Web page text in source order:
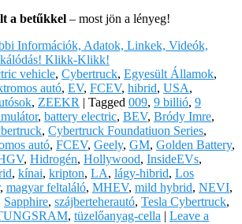
a betűkkel – most jön a lényeg!
Információk, Adatok, Linkek, Videók,
Klikk-Klikk!
vehicle, Cybertruck, Egyesült Államok,
autó, EV, FCEV, hibrid, USA,
, ZEEKR | Tagged 009, 9 billió, 9
, battery electric, BEV, Bródy Imre,
, Cybertruck Foundatiuon Series,
autó, FCEV, Geely, GM, Golden Battery,
, Hidrogén, Hollywood, InsideEVs,
, kínai, kripton, LA, lágy-hibrid, Los
, magyar feltaláló, MHEV, mild hybrid, NEVI,
Sapphire, szájberteherautó, Tesla Cybertruck,
, tüzelőanyag-cella | Leave a